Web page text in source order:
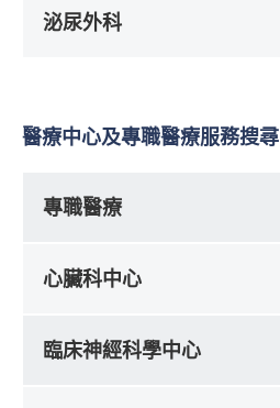
泌尿外科
醫療中心及專職醫療服務搜尋
專職醫療
心臟科中心
臨床神經科學中心